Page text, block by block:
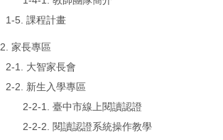
1-5. 課程計畫
2. 家長專區
2-1. 大智家長會
2-2. 新生入學專區
2-2-1. 臺中市線上閱讀認證
2-2-2. 閱讀認證系統操作教學